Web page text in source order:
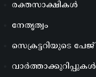
രക്തസാക്ഷികൾ
നേതൃത്വം
സെക്രട്ടറിയുടെ പേജ്
വാർത്താക്കുറിപ്പുകൾ